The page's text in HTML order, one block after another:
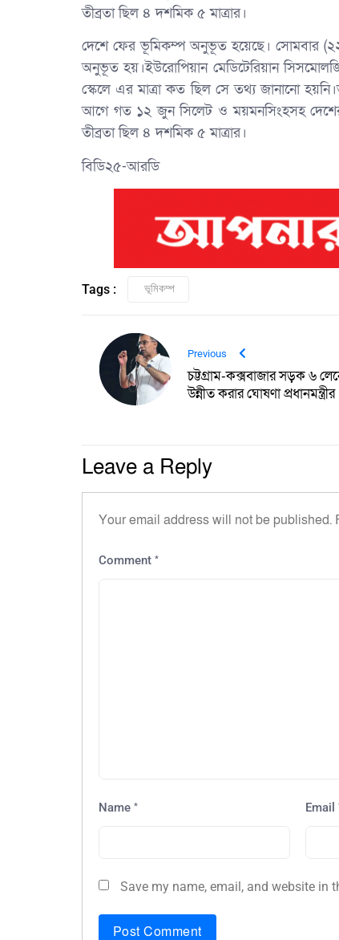
তীব্রতা ছিল ৪ দশমিক ৫ মাত্রার।
দেশে ফের ভূমিকম্প অনুভূত হয়েছে। সোমবার (২২
অনুভূত হয়।ইউরোপিয়ান মেডিটেরিয়ান
স্কেলে এর মাত্রা কত ছিল সে তথ্য জানানো
আগে গত ১২ জুন সিলেট ও ময়মনসিংহসহ
তীব্রতা ছিল ৪ দশমিক ৫ মাত্রার।
বিডি২৫-আরডি
Tags : ভূমিকম্প
Previous
চট্টগ্রাম-কক্সবাজার সড়ক ৬
উন্নীত করার ঘোষণা প্রধানমন্ত্রীর
Leave a Reply
Your email address will not be published.
Comment *
Name * Email
Save my name, email, and website in